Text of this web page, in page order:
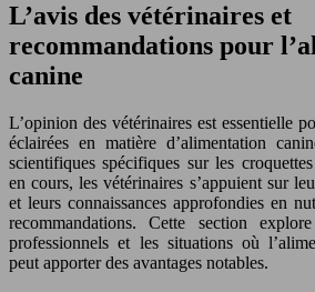
L’avis des vétérinaires et
recommandations pour
canine
L’opinion des vétérinaires est essentielle
éclairées en matière d’alimentation
scientifiques spécifiques sur les
en cours, les vétérinaires s’appuient sur
et leurs connaissances approfondies en
recommandations. Cette section
professionnels et les situations où
peut apporter des avantages notables.